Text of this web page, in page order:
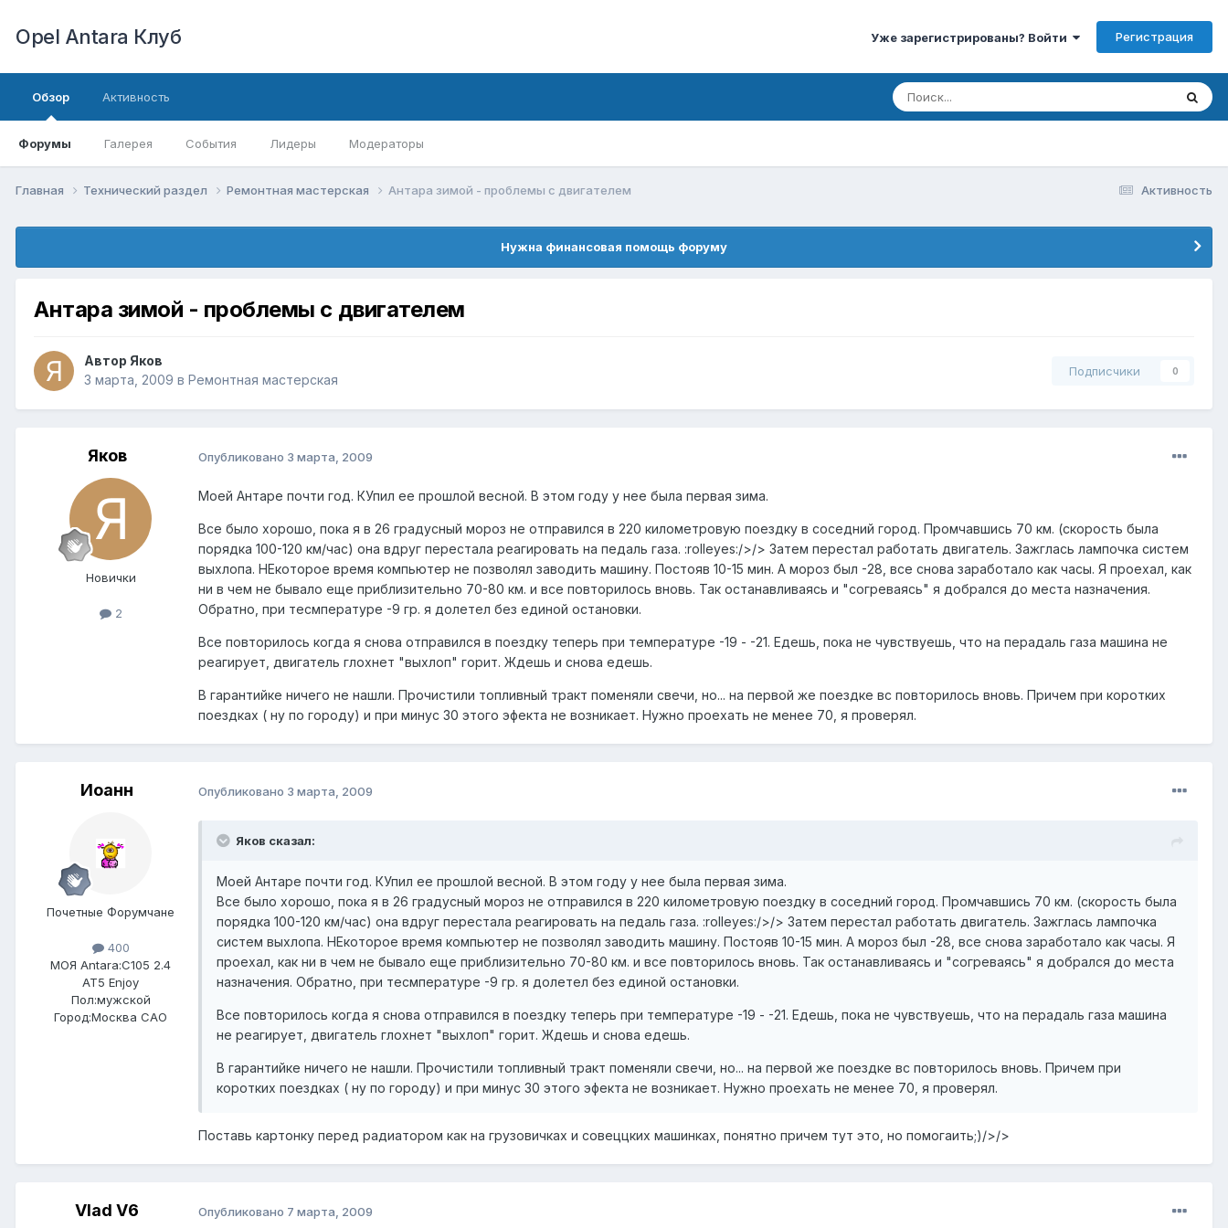
Opel Antara Клуб Уже зарегистрированы? Войти Регистрация
Обзор
Форумы Галерея События Лидеры Модераторы
Активность
Активность
Главная Технический раздел Ремонтная мастерская Антара зимой - проблемы с двигателем
Нужна финансовая помощь форуму
Антара зимой - проблемы с двигателем
Автор Яков
3 марта, 2009 в Ремонтная мастерская
Подписчики 0
Яков
Новички
2
Опубликовано 3 марта, 2009
Моей Антаре почти год. КУпил ее прошлой весной. В этом году у нее была первая зима.
Все было хорошо, пока я в 26 градусный мороз не отправился в 220 километровую поездку в соседний город. Промчавшись 70 км. (скорость была
порядка 100-120 км/час) она вдруг перестала реагировать на педаль газа. :rolleyes:/>/> Затем перестал работать двигатель. Зажглась лампочка систем
выхлопа. НЕкоторое время компьютер не позволял заводить машину. Постояв 10-15 мин. А мороз был -28, все снова заработало как часы. Я проехал, как
ни в чем не бывало еще приблизительно 70-80 км. и все повторилось вновь. Так останавливаясь и "согреваясь" я добрался до места назначения.
Обратно, при тесмпературе -9 гр. я долетел без единой остановки.
Все повторилось когда я снова отправился в поездку теперь при температуре -19 - -21. Едешь, пока не чувствуешь, что на перадаль газа машина не
реагирует, двигатель глохнет "выхлоп" горит. Ждешь и снова едешь.
В гарантийке ничего не нашли. Прочистили топливный тракт поменяли свечи, но... на первой же поездке вс повторилось вновь. Причем при коротких
поездках ( ну по городу) и при минус 30 этого эфекта не возникает. Нужно проехать не менее 70, я проверял.
Иоанн
Почетные Форумчане
400
МОЯ Antara:C105 2.4
AT5 Enjoy
Пол:мужской
Город:Москва САО
Опубликовано 3 марта, 2009
Яков сказал:
Моей Антаре почти год. КУпил ее прошлой весной. В этом году у нее была первая зима.
Все было хорошо, пока я в 26 градусный мороз не отправился в 220 километровую поездку в соседний город. Промчавшись 70 км. (скорость была
порядка 100-120 км/час) она вдруг перестала реагировать на педаль газа. :rolleyes:/>/> Затем перестал работать двигатель. Зажглась лампочка
систем выхлопа. НЕкоторое время компьютер не позволял заводить машину. Постояв 10-15 мин. А мороз был -28, все снова заработало как часы. Я
проехал, как ни в чем не бывало еще приблизительно 70-80 км. и все повторилось вновь. Так останавливаясь и "согреваясь" я добрался до места
назначения. Обратно, при тесмпературе -9 гр. я долетел без единой остановки.
Все повторилось когда я снова отправился в поездку теперь при температуре -19 - -21. Едешь, пока не чувствуешь, что на перадаль газа машина
не реагирует, двигатель глохнет "выхлоп" горит. Ждешь и снова едешь.
В гарантийке ничего не нашли. Прочистили топливный тракт поменяли свечи, но... на первой же поездке вс повторилось вновь. Причем при
коротких поездках ( ну по городу) и при минус 30 этого эфекта не возникает. Нужно проехать не менее 70, я проверял.
Поставь картонку перед радиатором как на грузовичках и совеццких машинках, понятно причем тут это, но помогаить;)/>/>
Vlad V6 Опубликовано 7 марта, 2009